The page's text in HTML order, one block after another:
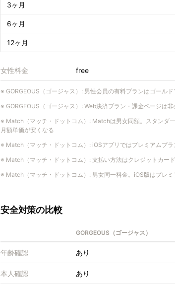
3ヶ月
6ヶ月
12ヶ月
女性料金 free
※ GORGEOUS（ゴージャス） : 男性会員の有料プランはゴール
※ GORGEOUS（ゴージャス） : Web決済プラン・課金ページは
※ Match（マッチ・ドットコム） : Matchは男女同額。スタンダ
月額単価が安くなる
※ Match（マッチ・ドットコム） : iOSアプリではプレミアムプ
※ Match（マッチ・ドットコム） : 支払い方法はクレジットカー
※ Match（マッチ・ドットコム） : 男女同一料金。iOS版はプレ
安全対策の比較
GORGEOUS（ゴージャス）
年齢確認 あり
本人確認 あり